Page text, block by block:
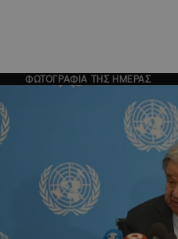
ΦΩΤΟΓΡΑΦΙΑ ΤΗΣ ΗΜΕΡΑΣ